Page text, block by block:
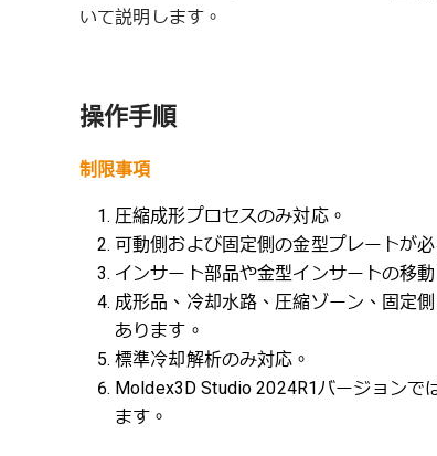
いて説明します。
操作手順
制限事項
圧縮成形プロセスのみ対応。
可動側および固定側の金型プレートが
インサート部品や金型インサートの移
成形品、冷却水路、圧縮ゾーン、固定
あります。
標準冷却解析のみ対応。
Moldex3D Studio 2024R1バージョンで
ます。